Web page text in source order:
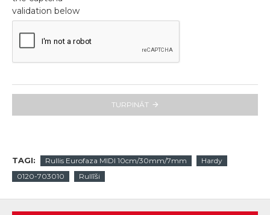
validation below
TURPINĀT
TAGI: Rullis Eurofaza MIDI 10cm/30mm/7mm
Hardy
0120-703010
Rullīši